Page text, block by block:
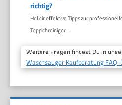
richtig?
Hol dir effektive Tipps zur
Teppichreiniger....
Weitere Fragen findest Du in
Waschsauger Kaufberatung FAQ-